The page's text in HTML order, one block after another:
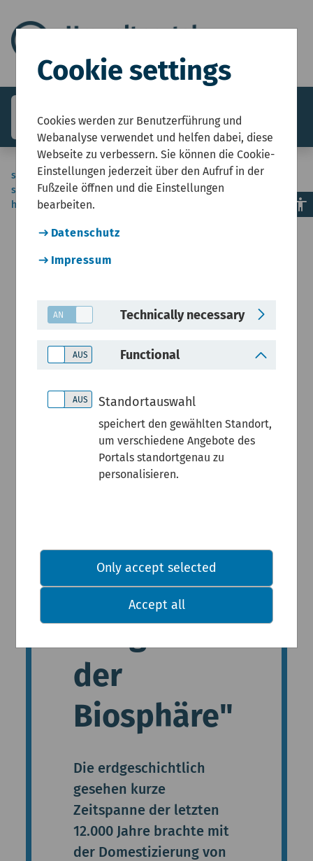
search menuMenü
sie-
sind-
hier
Start
Umweltzustandsbericht NRW
Natur, Ländliche Räume
Naturerbe und Naturschutz
Im oberen Hochrisikobereich: Planetare Grenze
Im oberen
Hochrisiko
bereich:
Planetare
"Veränderu
ng in der
Integrität
der
Biosphäre"
Die erdgeschichtlich
gesehen kurze
Zeitspanne der letzten
12.000 Jahre brachte mit
der Domestizierung von
Cookie settings
Cookies werden zur Benutzerführung und
Webanalyse verwendet und helfen dabei, diese
Webseite zu verbessern. Sie können die Cookie-
Einstellungen jederzeit über den Aufruf in der
Fußzeile öffnen und die Einstellungen
bearbeiten.
Datenschutz
Impressum
Technically necessary
Functional
Standortauswahl
speichert den gewählten Standort,
um verschiedene Angebote des
Portals standortgenau zu
personalisieren.
Only accept selected
Accept all
accessibility